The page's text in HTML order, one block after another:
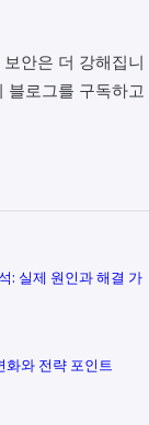
안은 더 강해집니
블로그를 구독하고
: 실제 원인과 해결 가
화와 전략 포인트